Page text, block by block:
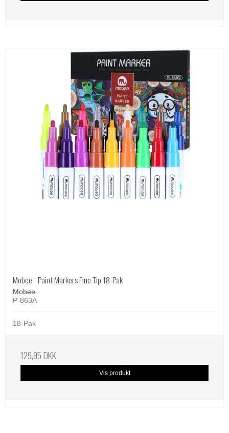
Mobee - Paint Markers Fine Tip 18-Pak
Mobee
P-863A
18-Pak
129,95 DKK
Vis produkt